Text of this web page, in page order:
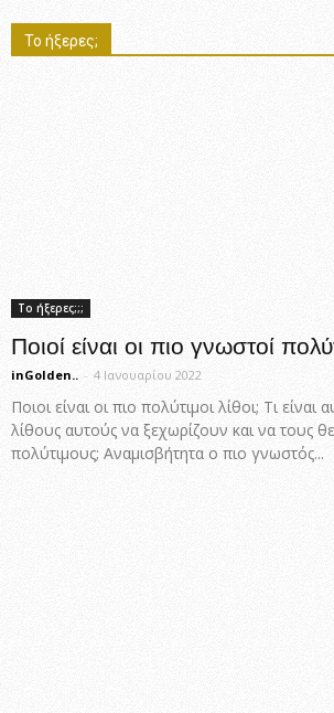
Το ήξερες;
Το ήξερες;;;
Ποιοί είναι οι πιο γνωστοί
inGolden.. - 4 Ιανουαρίου 2022
Ποιοι είναι οι πιο πολύτιμοι λίθοι; Τι
λίθους αυτούς να ξεχωρίζουν και να τους
πολύτιμους; Αναμισβήτητα ο πιο γνωστός...